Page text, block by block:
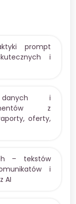
prompt
i
danych i
z
oferty,
– tekstów
i
AI